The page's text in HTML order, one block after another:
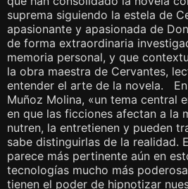
suprema siguiendo la estela de
apasionante y apasionada de
de forma extraordinaria
memoria personal, y que
la obra maestra de Cervantes,
entender el arte de la novela.
Muñoz Molina, «un tema central
en que las ficciones afectan a la
nutren, la entretienen y pueden
sabe distinguirlas de la realidad.
parece más pertinente aún en
tecnologías mucho más
tienen el poder de hipnotizar